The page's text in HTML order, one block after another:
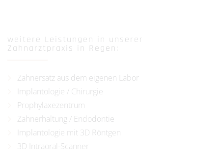
weitere Leistungen in unserer
Zahnarztpraxis in Regen:
Zahnersatz aus dem eigenen Labor
Implantologie / Chirurgie
Prophylaxezentrum
Zahnerhaltung / Endodontie
Implantologie mit 3D Röntgen
3D Intraoral-Scanner